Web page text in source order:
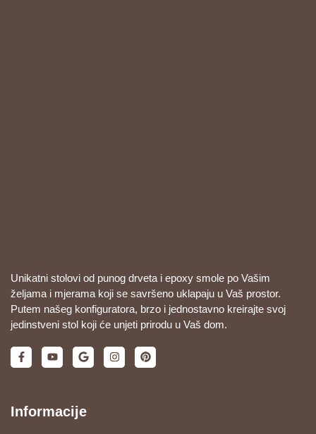
Unikatni stolovi od punog drveta i epoxy smole po Vašim
željama i mjerama koji se savršeno uklapaju u Vaš prostor.
Putem našeg konfiguratora, brzo i jednostavno kreirajte svoj
jedinstveni stol koji će unjeti prirodu u Vaš dom.
Informacije